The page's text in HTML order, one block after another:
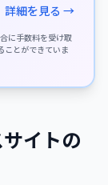
詳細を見る →
に手数料を受け取
ことができていま
イトの